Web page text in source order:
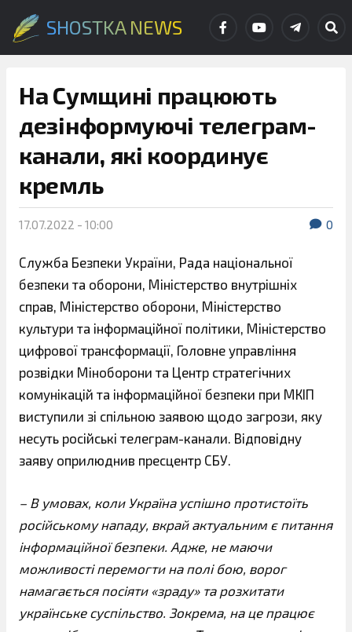
SHOSTKA NEWS
На Сумщині працюють
дезінформуючі телеграм-
канали, які координує
кремль
17.07.2022 - 10:00 0
Служба Безпеки України, Рада національної
безпеки та оборони, Міністерство внутрішніх
справ, Міністерство оборони, Міністерство
культури та інформаційної політики, Міністерство
цифрової трансформації, Головне управління
розвідки Міноборони та Центр стратегічних
комунікацій та інформаційної безпеки при МКІП
виступили зі спільною заявою щодо загрози, яку
несуть російські телеграм-канали. Відповідну
заяву оприлюднив пресцентр СБУ.
– В умовах, коли Україна успішно протистоїть
російському нападу, вкрай актуальним є питання
інформаційної безпеки. Адже, не маючи
можливості перемогти на полі бою, ворог
намагається посіяти «зраду» та розхитати
українське суспільство. Зокрема, на це працює